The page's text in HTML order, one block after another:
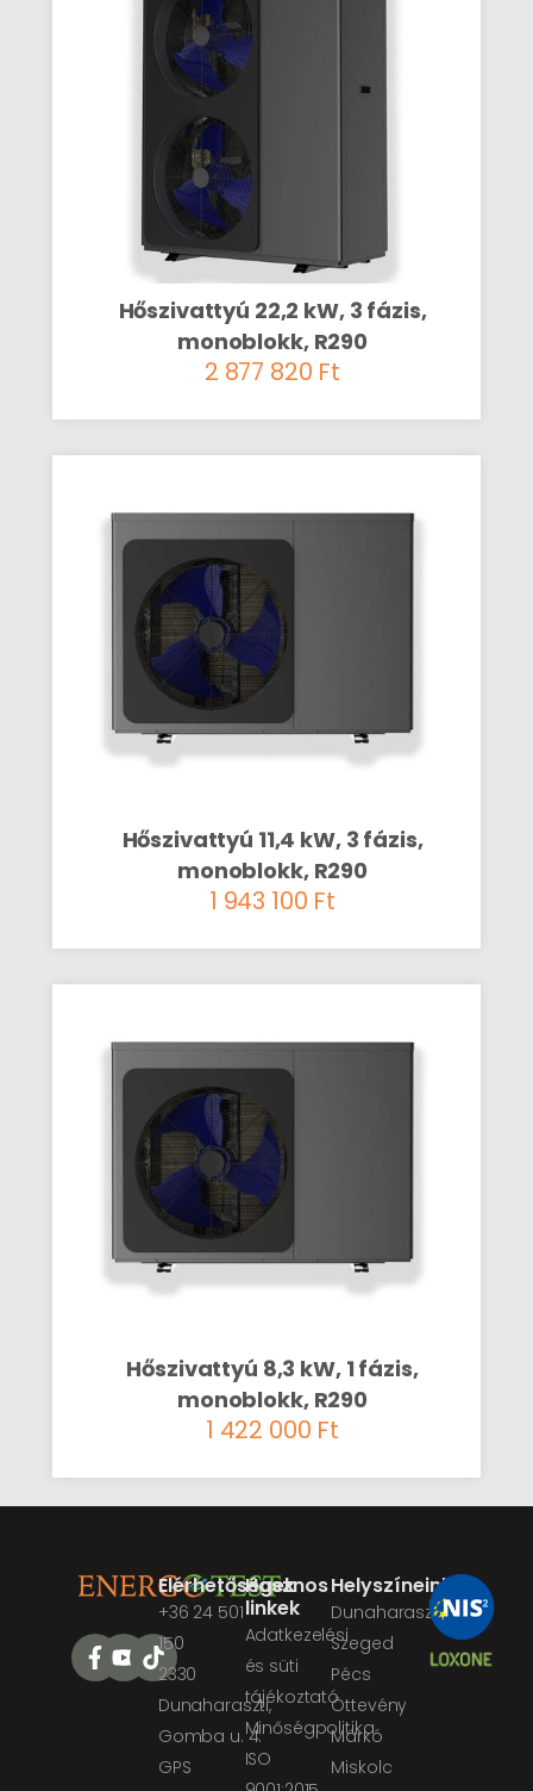
Hőszivattyú 22,2 kW, 3 fázis,
monoblokk, R290
2 877 820 Ft
Hőszivattyú 11,4 kW, 3 fázis,
monoblokk, R290
1 943 100 Ft
Hőszivattyú 8,3 kW, 1 fázis,
monoblokk, R290
1 422 000 Ft
Elérhetőségek
+36 24 501
150
2330
Dunaharaszti,
Gomba u. 4.
GPS
Hasznos
linkek
Adatkezelési
és süti
tájékoztató
Minőségpolitika
ISO
Helyszíneink
Dunaharaszti
Szeged
Pécs
Öttevény
Márkó
Miskolc